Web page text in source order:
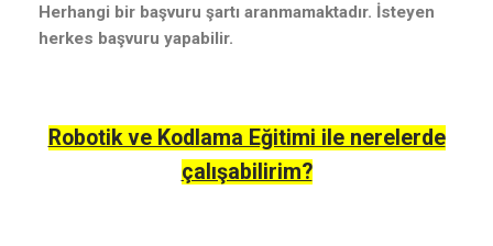
Herhangi bir başvuru şartı aranmamaktadır. İsteyen
herkes başvuru yapabilir.
Robotik ve Kodlama Eğitimi ile nerelerde
çalışabilirim?